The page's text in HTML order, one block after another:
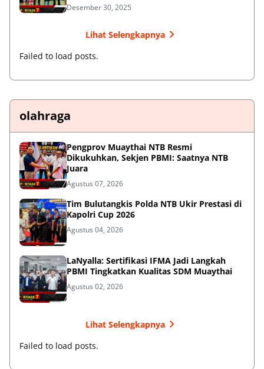
Desember 30, 2025
Lihat Selengkapnya
Failed to load posts.
olahraga
Pengprov Muaythai NTB Resmi
Dikukuhkan, Sekjen PBMI: Saatnya NTB
Juara
Agustus 07, 2026
Tim Bulutangkis Polda NTB Ukir Prestasi di
Kapolri Cup 2026
Agustus 04, 2026
LaNyalla: Sertifikasi IFMA Jadi Langkah
PBMI Tingkatkan Kualitas SDM Muaythai
Agustus 02, 2026
Lihat Selengkapnya
Failed to load posts.